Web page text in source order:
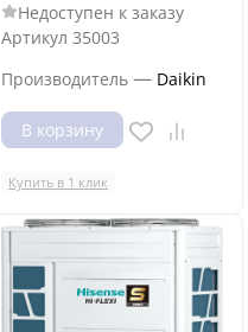
Недоступен к заказу
Артикул 35003
Производитель — Daikin
В корзину
Купить в 1 клик